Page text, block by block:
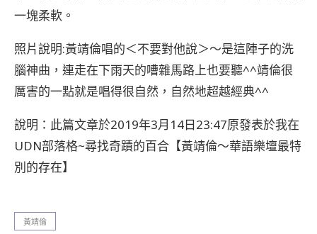
一塊柔軟。
照片說明:黃靖倫唱的＜不要對他說＞〜是這陣子的洗
腦神曲，連走在下雨天的嘈雜馬路上也要聽^^靖倫很
厲害的一點就是唱得很自然，自然地超越經典^^
說明：此篇文章於2019年3月14日23:47原發表於我在
UDN部落格~尋找奇蹟的百合【黃靖倫〜華語樂壇最特
別的存在】
黃靖倫